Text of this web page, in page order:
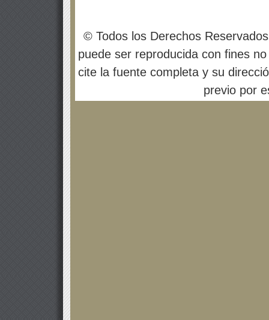
© Todos los Derechos
puede ser reproducida con fines
cite la fuente completa y su
previo por